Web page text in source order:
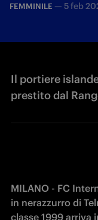
FEMMINILE — 5 feb
Il portiere
prestito dal
MILANO - FC
in nerazzurro di
classe 1999 arriva